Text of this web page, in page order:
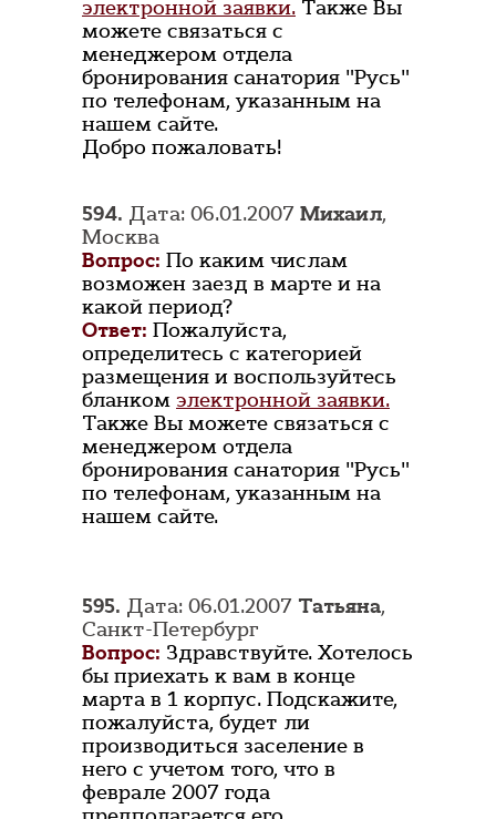
электронной заявки. Также Вы
можете связаться с
менеджером отдела
бронирования санатория "Русь"
по телефонам, указанным на
нашем сайте.
Добро пожаловать!
594. Дата: 06.01.2007 Михаил,
Москва
Вопрос: По каким числам
возможен заезд в марте и на
какой период?
Ответ: Пожалуйста,
определитесь с категорией
размещения и воспользуйтесь
бланком электронной заявки.
Также Вы можете связаться с
менеджером отдела
бронирования санатория "Русь"
по телефонам, указанным на
нашем сайте.
595. Дата: 06.01.2007 Татьяна,
Санкт-Петербург
Вопрос: Здравствуйте. Хотелось
бы приехать к вам в конце
марта в 1 корпус. Подскажите,
пожалуйста, будет ли
производиться заселение в
него с учетом того, что в
феврале 2007 года